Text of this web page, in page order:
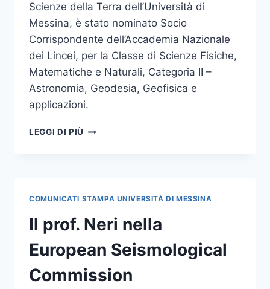
Scienze della Terra dell’Università di
Messina, è stato nominato Socio
Corrispondente dell’Accademia Nazionale
dei Lincei, per la Classe di Scienze Fisiche,
Matematiche e Naturali, Categoria II –
Astronomia, Geodesia, Geofisica e
applicazioni.
LEGGI DI PIÙ IL
NAZIONALE
DEI
LINCEI
COMUNICATI STAMPA UNIVERSITÀ DI MESSINA
Il prof. Neri nella
European Seismological
Commission